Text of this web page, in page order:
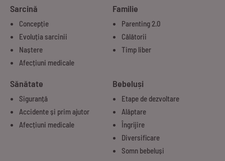
Sarcină
Concepție
Evoluția sarcinii
Naștere
Afecțiuni medicale
Familie
Parenting 2.0
Călătorii
Timp liber
Sănătate
Siguranță
Accidente și prim ajutor
Afecțiuni medicale
Bebeluși
Etape de dezvoltare
Alăptare
Îngrijire
Diversificare
Somn bebeluși